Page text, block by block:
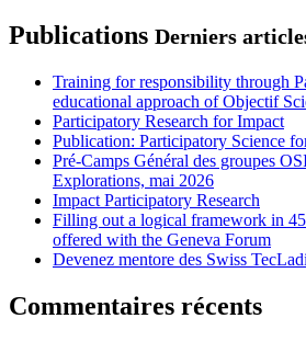
Publications Derniers
Training for responsibility through
educational approach of Objectif
Participatory Research for Impact
Publication: Participatory Science
Pré-Camps Général des groupes
Explorations, mai 2026
Impact Participatory Research
Filling out a logical framework in
offered with the Geneva Forum
Devenez mentore des Swiss
Commentaires récents